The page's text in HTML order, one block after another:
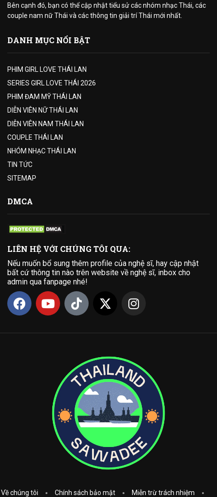
Bên cạnh đó, bạn có thể cập nhật tiểu sử các nhóm nhạc Thái, các
couple nam nữ Thái và các thông tin giải trí Thái mới nhất.
DANH MỤC NỔI BẬT
PHIM GIRL LOVE THÁI LAN
SERIES GIRL LOVE THÁI 2026
PHIM ĐAM MỸ THÁI LAN
DIỄN VIÊN NỮ THÁI LAN
DIỄN VIÊN NAM THÁI LAN
COUPLE THÁI LAN
NHÓM NHẠC THÁI LAN
TIN TỨC
SITEMAP
DMCA
LIÊN HỆ VỚI CHÚNG TÔI QUA:
Nếu muốn bổ sung thêm profile của nghệ sĩ, hay cập nhật
bất cứ thông tin nào trên website về nghệ sĩ, inbox cho
admin qua fanpage nhé!
Về chúng tôi Chính sách bảo mật Miễn trừ trách nhiệm